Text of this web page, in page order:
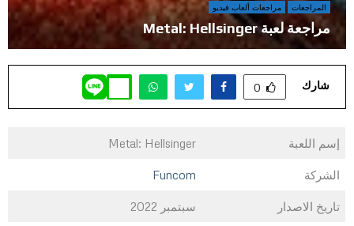
المراجعات مراجعات ألعاب فيديو
مراجعة لعبة Metal: Hellsinger
شارك 0
إسم اللعبة Metal: Hellsinger
الشركة Funcom
تاريخ الاصدار سبتمبر 2022